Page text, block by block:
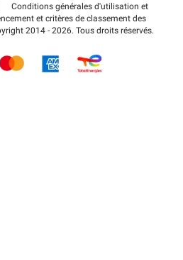
Conditions générales d'utilisation et
et critères de classement des
2014 - 2026. Tous droits réservés.